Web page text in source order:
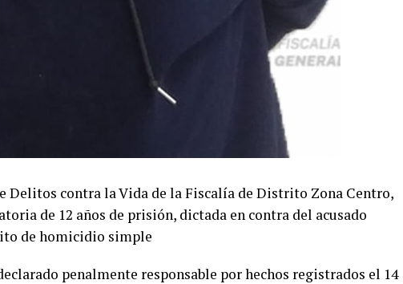
Delitos contra la Vida de la Fiscalía de Distrito Zona Centro,
de 12 años de prisión, dictada en contra del acusado
de homicidio simple
penalmente responsable por hechos registrados el 14